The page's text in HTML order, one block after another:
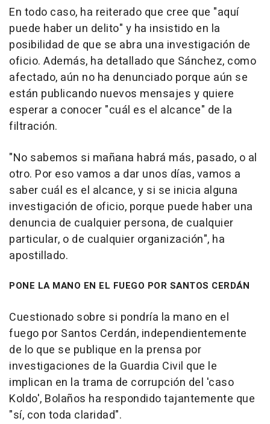
En todo caso, ha reiterado que cree que "aquí
puede haber un delito" y ha insistido en la
posibilidad de que se abra una investigación de
oficio. Además, ha detallado que Sánchez, como
afectado, aún no ha denunciado porque aún se
están publicando nuevos mensajes y quiere
esperar a conocer "cuál es el alcance" de la
filtración.
"No sabemos si mañana habrá más, pasado, o al
otro. Por eso vamos a dar unos días, vamos a
saber cuál es el alcance, y si se inicia alguna
investigación de oficio, porque puede haber una
denuncia de cualquier persona, de cualquier
particular, o de cualquier organización", ha
apostillado.
PONE LA MANO EN EL FUEGO POR SANTOS CERDÁN
Cuestionado sobre si pondría la mano en el
fuego por Santos Cerdán, independientemente
de lo que se publique en la prensa por
investigaciones de la Guardia Civil que le
implican en la trama de corrupción del 'caso
Koldo', Bolaños ha respondido tajantemente que
"sí, con toda claridad".